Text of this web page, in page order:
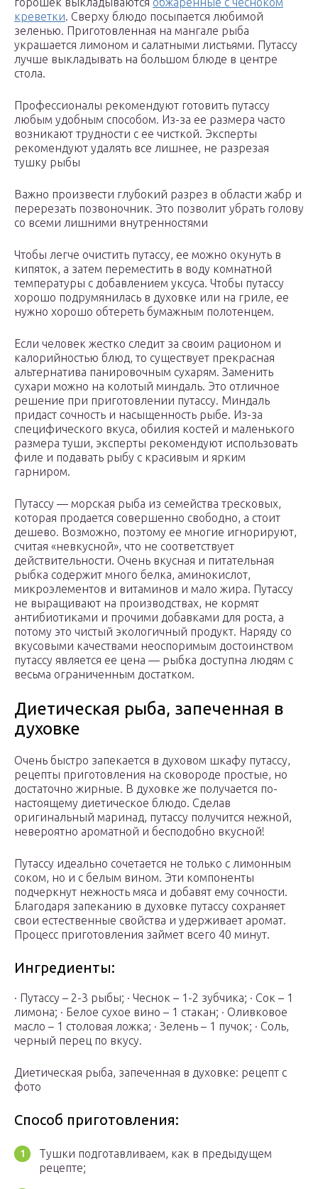
креветки. Сверху блюдо посыпается любимой
зеленью. Приготовленная на мангале рыба
украшается лимоном и салатными листьями. Путассу
лучше выкладывать на большом блюде в центре
стола.
Профессионалы рекомендуют готовить путассу
любым удобным способом. Из-за ее размера часто
возникают трудности с ее чисткой. Эксперты
рекомендуют удалять все лишнее, не разрезая
тушку рыбы
Важно произвести глубокий разрез в области жабр и
перерезать позвоночник. Это позволит убрать голову
со всеми лишними внутренностями
Чтобы легче очистить путассу, ее можно окунуть в
кипяток, а затем переместить в воду комнатной
температуры с добавлением уксуса. Чтобы путассу
хорошо подрумянилась в духовке или на гриле, ее
нужно хорошо обтереть бумажным полотенцем.
Если человек жестко следит за своим рационом и
калорийностью блюд, то существует прекрасная
альтернатива панировочным сухарям. Заменить
сухари можно на колотый миндаль. Это отличное
решение при приготовлении путассу. Миндаль
придаст сочность и насыщенность рыбе. Из-за
специфического вкуса, обилия костей и маленького
размера туши, эксперты рекомендуют использовать
филе и подавать рыбу с красивым и ярким
гарниром.
Путассу — морская рыба из семейства тресковых,
которая продается совершенно свободно, а стоит
дешево. Возможно, поэтому ее многие игнорируют,
считая «невкусной», что не соответствует
действительности. Очень вкусная и питательная
рыбка содержит много белка, аминокислот,
микроэлементов и витаминов и мало жира. Путассу
не выращивают на производствах, не кормят
антибиотиками и прочими добавками для роста, а
потому это чистый экологичный продукт. Наряду со
вкусовыми качествами неоспоримым достоинством
путассу является ее цена — рыбка доступна людям с
весьма ограниченным достатком.
Диетическая рыба, запеченная в
духовке
Очень быстро запекается в духовом шкафу путассу,
рецепты приготовления на сковороде простые, но
достаточно жирные. В духовке же получается по-
настоящему диетическое блюдо. Сделав
оригинальный маринад, путассу получится нежной,
невероятно ароматной и бесподобно вкусной!
Путассу идеально сочетается не только с лимонным
соком, но и с белым вином. Эти компоненты
подчеркнут нежность мяса и добавят ему сочности.
Благодаря запеканию в духовке путассу сохраняет
свои естественные свойства и удерживает аромат.
Процесс приготовления займет всего 40 минут.
Ингредиенты:
· Путассу – 2-3 рыбы; · Чеснок – 1-2 зубчика; · Сок – 1
лимона; · Белое сухое вино – 1 стакан; · Оливковое
масло – 1 столовая ложка; · Зелень – 1 пучок; · Соль,
черный перец по вкусу.
Диетическая рыба, запеченная в духовке: рецепт с
фото
Способ приготовления:
Тушки подготавливаем, как в предыдущем
рецепте;